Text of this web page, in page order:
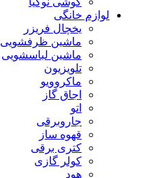
لوازم خانگی
یخچال فریزر
ماشین ظرفشویی
ماشین لباسشویی
تلویزیون
ماکروویو
اجاق گاز
اتو
جاروبرقی
قهوه ساز
کتری برقی
کولر گازی
هود